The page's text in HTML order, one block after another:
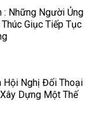
: Những Người Ủng
Giục Tiếp Tục
Hội Nghị Đối Thoại
Dựng Một Thế